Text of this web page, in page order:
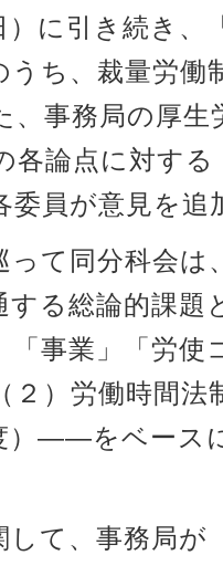
）に引き続き、
うち、裁量労働
、事務局の厚生
各論点に対する
委員が意見を追
て同分科会は
する総論的課題
「事業」「労使
２）労働時間法
）――をベース
て、事務局が